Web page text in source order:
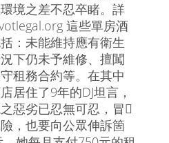
境之差不忍卒睹。詳
這些單房酒
：未能維持應有衛生
下仍未予維修、擅闖
租務合約等。在其中
居住了9年的DJ坦言，
惡劣已忍無可忍，冒
，也要向公眾伸訴箇